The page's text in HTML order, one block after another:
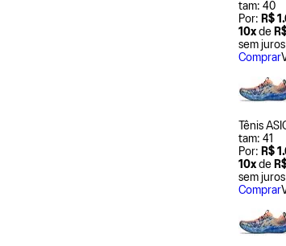
tam: 40
Por: R$
10xde
sem juros
Comprar
Tênis
tam: 41
Por: R$
10xde
sem juros
Comprar